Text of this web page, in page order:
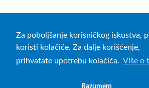
Za poboljšanje korisničkog iskustva,
koristi kolačiće. Za dalje korišćenje,
prihvatate upotrebu kolačića. Više o
Razumem